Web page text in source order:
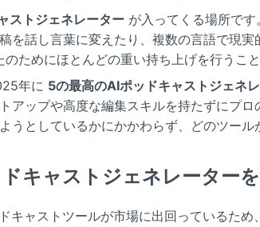
ストジェネレーターが入ってくる場所です
を話し言葉に変えたり、複数の言語で現
ためにほとんどの重い持ち上げを行うこと
年に 5の最高のAIポッドキャストジェネ
アップや高度な編集スキルを持たずにプ
うとしているかにかかわらず、どのツー
キャストジェネレーター
キャストツールが市場に出回っているた